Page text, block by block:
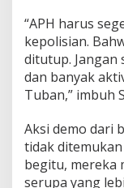
“APH harus
kepolisian.
ditutup. Jangan
dan banyak
Tuban,” imbuh
Aksi demo dari
tidak
begitu, mereka
serupa yang